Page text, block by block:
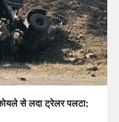
से लदा ट्रेलर पलटा;